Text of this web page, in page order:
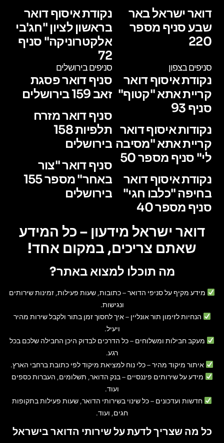
דואר ישראל באר
שבע סניף מספר
220
נקודת איסוף דואר
בראשון לציון "חג'בי
אלקטרוניקה" סניף
72
סניפים בצפון
נקודת איסוף דואר
קריית אתא "קטוף"
סניף 93
נקודות איסוף דואר
קריית אתא "מסיבה
לי" סניף מספר 50
נקודת איסוף דואר
בחיפה "כלבו חגי"
סניף מספר 40
סניפים בירושלים
סניף דואר פסגת
זאב 159 בירושלים
סניף דואר מזרח
תלפיות 158
בירושלים
סניף דואר "צור
באחר" מספר 155
בירושלים
דואר ישראל מידעון – כל המידע
שאתם צריכים, במקום אחד!
מה תוכלו למצוא באתר?
מידע מקיף על סניפי הדואר– כתובות, שעות פעילות, זמינות שירותים
ונגישות.
הנחיות לזימון תור אונליין – איך לחסוך זמן בתור ולקבל שירות מהיר
ויעיל.
מעקב חבילות ומשלוחים – כל הדרכים לבדוק היכן החבילה שלכם בכל
רגע.
איתור מיקוד מהיר– כלי נוח למציאת מיקוד לפי כתובת ברחבי הארץ.
מידע על שירותים פיננסיים – בנק הדואר, תשלומים, העברות כספים
ועוד.
חדשות ועדכונים – כל שינוי בשירותי הדואר, שעות פעילות בתקופות
חגים, ועוד.
כל מה שצריך לדעת על שירותי הדואר בישראל